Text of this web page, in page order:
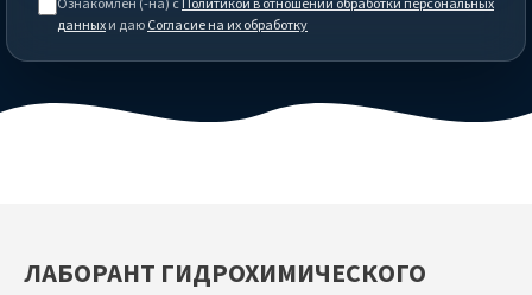
Ознакомлен (-на) сПолитикой в отношении обработки персональных
данныхи даюСогласие на их обработку
ЛАБОРАНТ ГИДРОХИМИЧЕСКОГО